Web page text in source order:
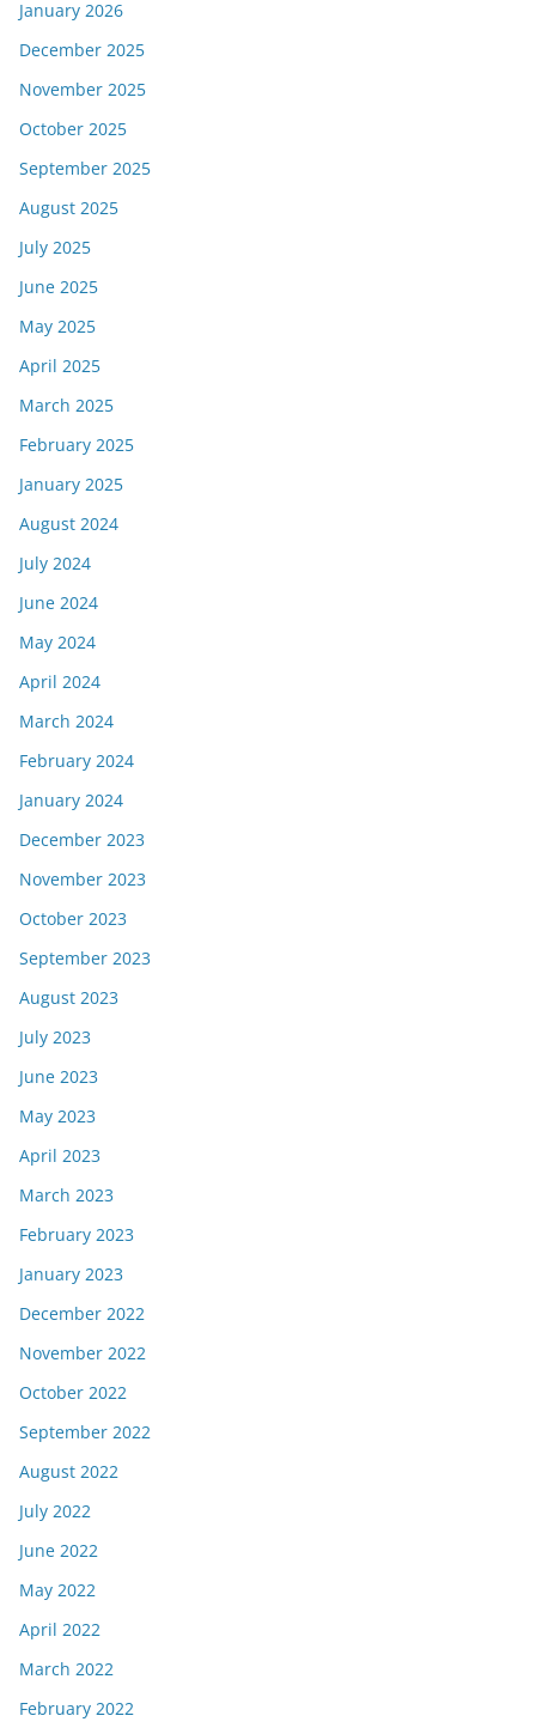
January 2026
December 2025
November 2025
October 2025
September 2025
August 2025
July 2025
June 2025
May 2025
April 2025
March 2025
February 2025
January 2025
August 2024
July 2024
June 2024
May 2024
April 2024
March 2024
February 2024
January 2024
December 2023
November 2023
October 2023
September 2023
August 2023
July 2023
June 2023
May 2023
April 2023
March 2023
February 2023
January 2023
December 2022
November 2022
October 2022
September 2022
August 2022
July 2022
June 2022
May 2022
April 2022
March 2022
February 2022